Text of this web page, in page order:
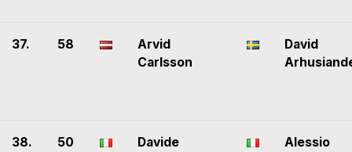
37. 58
Arvid
Carlsson
David
38. 50
Davide
Alessio